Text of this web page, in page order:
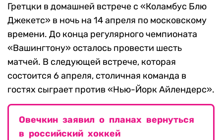
Гретцки в домашней встрече с «Коламбус Блю
Джекетс» в ночь на 14 апреля по московскому
времени. До конца регулярного чемпионата
«Вашингтону» осталось провести шесть
матчей. В следующей встрече, которая
состоится 6 апреля, столичная команда в
гостях сыграет против «Нью-Йорк Айлендерс».
Овечкин заявил о планах вернуться
в российский хоккей